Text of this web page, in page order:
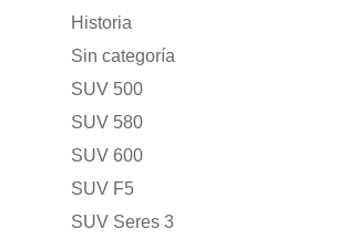
Historia
Sin categoría
SUV 500
SUV 580
SUV 600
SUV F5
SUV Seres 3